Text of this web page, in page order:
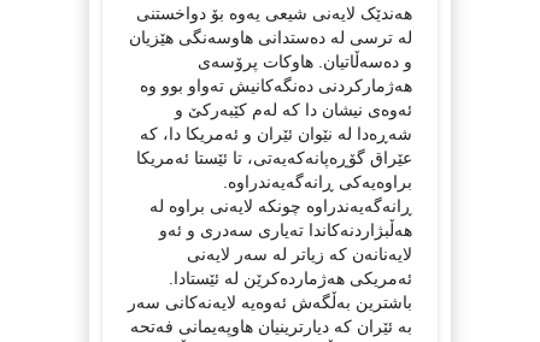
هەندێک لایەنی شیعی یەوە بۆ دواخستنی
لە ترسی لە دەستدانی هاوسەنگی هێزیان
و دەسەڵاتیان. هاوکات پرۆسەی
هەژمارکردنی دەنگەکانیش تەواو بوو وە
ئەوەی نیشان دا کە لەم کێبەرکێ و
شەڕەدا لە نێوان ئێران و ئەمریکا دا، کە
عێراق گۆڕەپانەکەیەتی، تا ئێستا ئەمریکا
براوەیەکی ڕانەگەیەندراوە.
ڕانەگەیەندراوە چونکە لایەنی براوە لە
هەڵبژاردنەکاندا تەیاری سەدری و ئەو
لایەنانەن کە زیاتر لە سەر لایەنی
ئەمریکی هەژماردەکرێن لە ئێستادا.
باشترین بەڵگەش ئەوەیە لایەنەکانی سەر
بە ئێران کە دیارترینیان هاوپەیمانی فەتحە